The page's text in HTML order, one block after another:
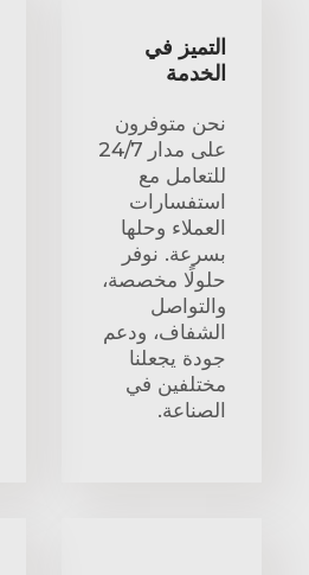
التميز في
الخدمة
نحن متوفرون
على مدار 24/7
للتعامل مع
استفسارات
العملاء وحلها
بسرعة. نوفر
حلولًا مخصصة،
والتواصل
الشفاف، ودعم
جودة يجعلنا
مختلفين في
الصناعة.